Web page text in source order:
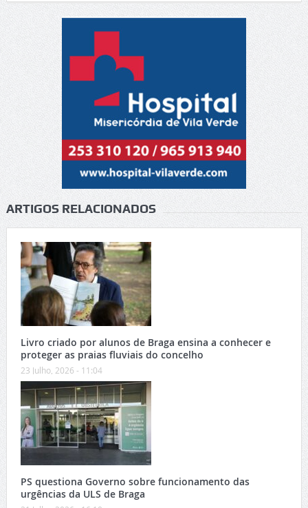
ARTIGOS RELACIONADOS
Livro criado por alunos de Braga ensina a conhecer e
proteger as praias fluviais do concelho
23 Julho, 2026 - 11:04
PS questiona Governo sobre funcionamento das
urgências da ULS de Braga